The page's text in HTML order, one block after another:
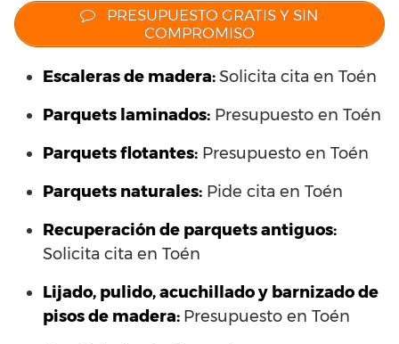
PRESUPUESTO GRATIS Y SIN
COMPROMISO
Escaleras de madera:Solicita cita en Toén
Parquets laminados: Presupuesto en Toén
Parquets flotantes: Presupuesto en Toén
Parquets naturales: Pide cita en Toén
Recuperación de parquets antiguos:
Solicita cita en Toén
Lijado, pulido, acuchillado y barnizado de
pisos de madera: Presupuesto en Toén